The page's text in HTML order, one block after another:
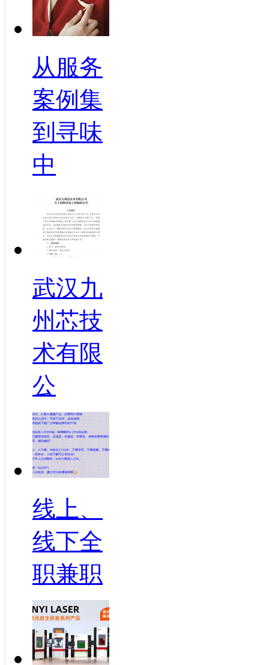
从服务
案例集
到寻味
中
武汉九
州芯技
术有限
公
线上、
线下全
职兼职